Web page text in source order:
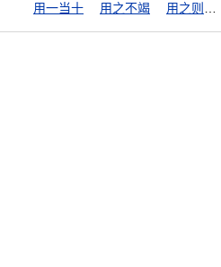
用一当十 用之不竭